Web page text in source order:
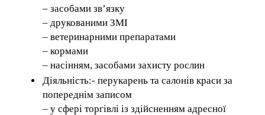
– засобами зв’язку
– друкованими ЗМІ
– ветеринарними препаратами
– кормами
– насінням, засобами захисту рослин
Діяльність:- перукарень та салонів краси за
попереднім записом
– у сфері торгівлі із здійсненням адресної